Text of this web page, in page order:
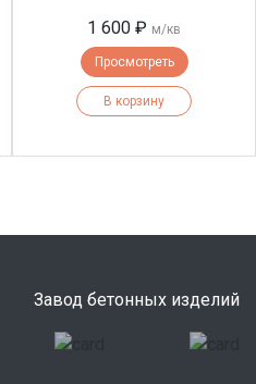
1 600 ₽ м/кв
Просмотреть
В корзину
Завод бетонных изделий